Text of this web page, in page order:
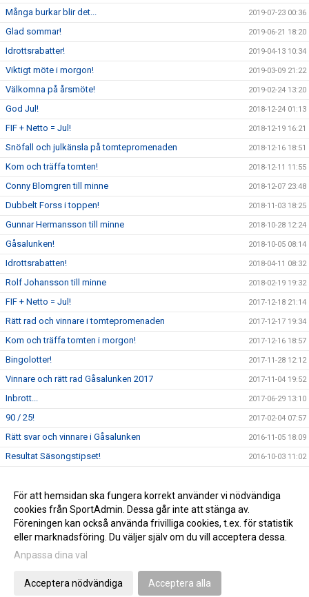
Många burkar blir det... 2019-07-23 00:36
Glad sommar! 2019-06-21 18:20
Idrottsrabatter! 2019-04-13 10:34
Viktigt möte i morgon! 2019-03-09 21:22
Välkomna på årsmöte! 2019-02-24 13:20
God Jul! 2018-12-24 01:13
FIF + Netto = Jul! 2018-12-19 16:21
Snöfall och julkänsla på tomtepromenaden 2018-12-16 18:51
Kom och träffa tomten! 2018-12-11 11:55
Conny Blomgren till minne 2018-12-07 23:48
Dubbelt Forss i toppen! 2018-11-03 18:25
Gunnar Hermansson till minne 2018-10-28 12:24
Gåsalunken! 2018-10-05 08:14
Idrottsrabatten! 2018-04-11 08:32
Rolf Johansson till minne 2018-02-19 19:32
FIF + Netto = Jul! 2017-12-18 21:14
Rätt rad och vinnare i tomtepromenaden 2017-12-17 19:34
Kom och träffa tomten i morgon! 2017-12-16 18:57
Bingolotter! 2017-11-28 12:12
Vinnare och rätt rad Gåsalunken 2017 2017-11-04 19:52
Inbrott... 2017-06-29 13:10
90 / 25! 2017-02-04 07:57
Rätt svar och vinnare i Gåsalunken 2016-11-05 18:09
Resultat Säsongstipset! 2016-10-03 11:02
Gräsroten! 2014-11-20 10:49
2014-09-19 13:56
Gå till Webbversion
För att hemsidan ska fungera korrekt använder vi nödvändiga
cookies från SportAdmin. Dessa går inte att stänga av.
Föreningen kan också använda frivilliga cookies, t.ex. för statistik
eller marknadsföring. Du väljer själv om du vill acceptera dessa.
Anpassa dina val
Acceptera nödvändiga Acceptera alla